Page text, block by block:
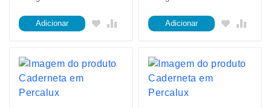
Adicionar Adicionar